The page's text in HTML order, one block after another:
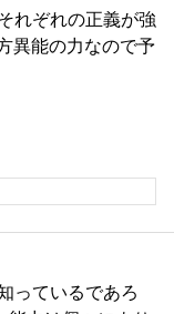
れぞれの正義が強
異能の力なので予
っているであろ